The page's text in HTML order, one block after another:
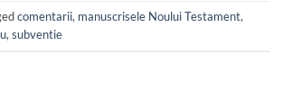
comentarii, manuscrisele Noului Testament,
, subventie